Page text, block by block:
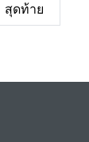
สุดท้าย